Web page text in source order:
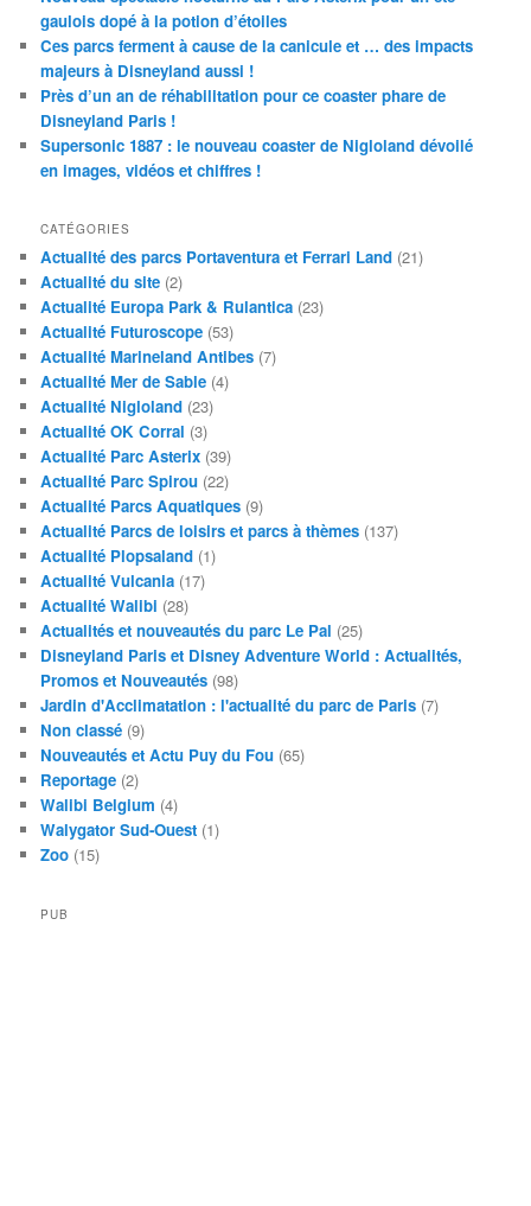
gaulois dopé à la potion d’étoiles
Ces parcs ferment à cause de la canicule et … des impacts
majeurs à Disneyland aussi !
Près d’un an de réhabilitation pour ce coaster phare de
Disneyland Paris !
Supersonic 1887 : le nouveau coaster de Nigloland dévoilé
en images, vidéos et chiffres !
CATÉGORIES
Actualité des parcs Portaventura et Ferrari Land (21)
Actualité du site (2)
Actualité Europa Park & Rulantica (23)
Actualité Futuroscope (53)
Actualité Marineland Antibes (7)
Actualité Mer de Sable (4)
Actualité Nigloland (23)
Actualité OK Corral (3)
Actualité Parc Asterix (39)
Actualité Parc Spirou (22)
Actualité Parcs Aquatiques (9)
Actualité Parcs de loisirs et parcs à thèmes (137)
Actualité Plopsaland (1)
Actualité Vulcania (17)
Actualité Walibi (28)
Actualités et nouveautés du parc Le Pal (25)
Disneyland Paris et Disney Adventure World : Actualités,
Promos et Nouveautés (98)
Jardin d'Acclimatation : l'actualité du parc de Paris (7)
Non classé (9)
Nouveautés et Actu Puy du Fou (65)
Reportage (2)
Walibi Belgium (4)
Walygator Sud-Ouest (1)
Zoo (15)
PUB